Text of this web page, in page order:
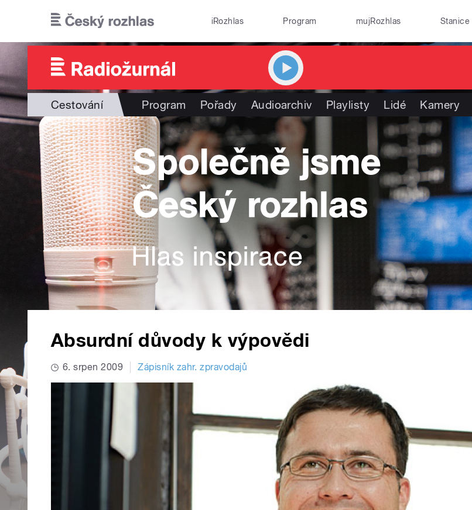
iRozhlas Program mujRozhlas Stanice
Cestování Program Pořady Audioarchiv Playlisty Lidé Kamery
Absurdní důvody k výpovědi
6. srpen 2009 Zápisník zahr. zpravodajů